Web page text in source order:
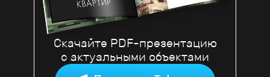
Скачайте PDF-презентацию
с актуальными объектами